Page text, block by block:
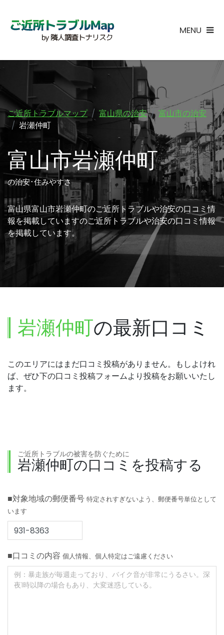
MENU
ご近所トラブルマップ 富山県の治安
富山市の治安
岩瀬仲町
富山市岩瀬仲町
の治安･住みやすさ
富山県富山市岩瀬仲町のご近所トラブルや治安の口コミ情
報を掲載していますのご近所トラブルや治安の口コミ情報
を掲載しています。
岩瀬仲町の最新口コミ
このエリアにはまだ口コミ投稿がありません。もしよけれ
ば、ぜひ下の口コミ投稿フォームより投稿をお願いいたし
ます。
ご近所トラブルの被害を防ぐために
岩瀬仲町の口コミを投稿する
■対象地域の郵便番号 特定されすぎないよう、郵便番号単位として
います
■口コミの内容 個人情報、個人特定はご遠慮ください